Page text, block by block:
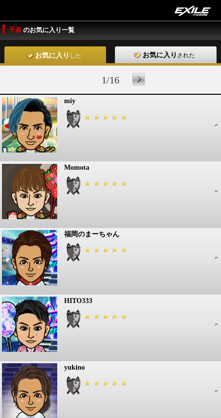
千奈 のお気に入り一覧
お気に入り した お気に入り された
1/16
miy
Momota
福岡のまーちゃん
HITO333
yukino